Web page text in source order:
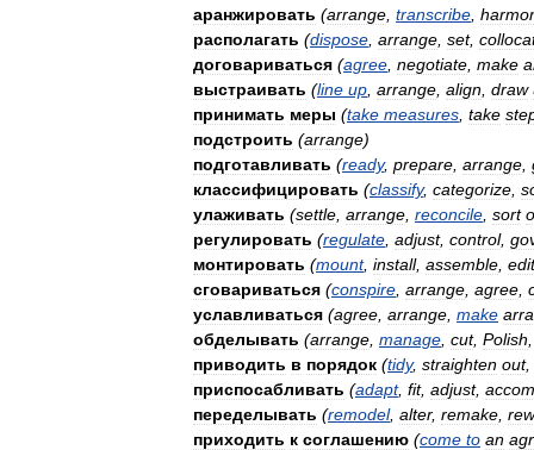
аранжировать (arrange transcribe
располагать (dispose arrange set,
договариваться (agree negotiate make
выстраивать (line up arrange align draw
принимать меры (take measures take
подстроить (arrange)
подготавливать (ready, prepare arrange
классифицировать (classify, categorize
улаживать (settle arrange reconcile sort
регулировать (regulate adjust, control,
монтировать (mount, install, assemble edit
сговариваться (conspire arrange agree
уславливаться (agree arrange make
обделывать (arrange manage cut, Polish
приводить в порядок (tidy, straighten out,
приспосабливать (adapt, fit, adjust,
переделывать (remodel, alter, remake
приходить к соглашению (come to an